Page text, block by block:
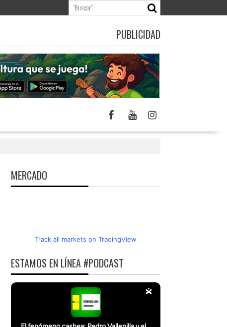
PUBLICIDAD
MERCADO
Track all markets on TradingView
ESTAMOS EN LÍNEA #PODCAST